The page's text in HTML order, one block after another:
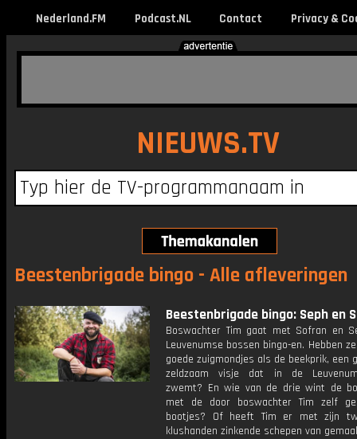
Nederland.FM Podcast.NL Contact Privacy &
NIEUWS.TV
Beestenbrigade bingo - Alle afleveringen
Beestenbrigade bingo: Seph en
Boswachter Tim gaat met Sofran en
Leuvenumse bossen bingo-en. Hebben
goede zuigmondjes als de beekprik, een
zeldzaam visje dat in de
zwemt? En wie van de drie wint de
met de door boswachter Tim zelf
bootjes? Of heeft Tim er met zijn
klushanden zinkende schepen van